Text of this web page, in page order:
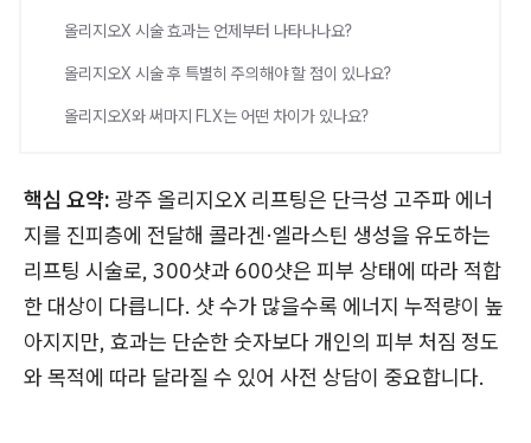
올리지오X 시술 효과는 언제부터 나타나나요?
올리지오X 시술 후 특별히 주의해야 할 점이 있나요?
올리지오X와 써마지 FLX는 어떤 차이가 있나요?
핵심 요약: 광주 올리지오X 리프팅은 단극성 고주파 에너
지를 진피층에 전달해 콜라겐·엘라스틴 생성을 유도하는
리프팅 시술로, 300샷과 600샷은 피부 상태에 따라 적합
한 대상이 다릅니다. 샷 수가 많을수록 에너지 누적량이 높
아지지만, 효과는 단순한 숫자보다 개인의 피부 처짐 정도
와 목적에 따라 달라질 수 있어 사전 상담이 중요합니다.